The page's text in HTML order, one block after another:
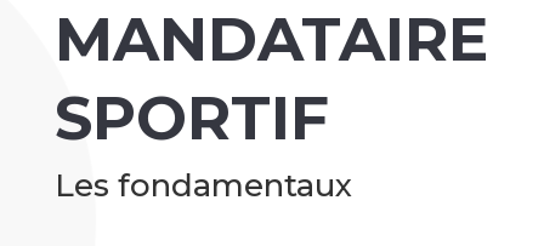
MANDATAIRE
SPORTIF
Les fondamentaux